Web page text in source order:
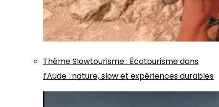
ThèmeSlowtourisme: Écotourisme dans
l’Aude : nature, slow et expériences durables